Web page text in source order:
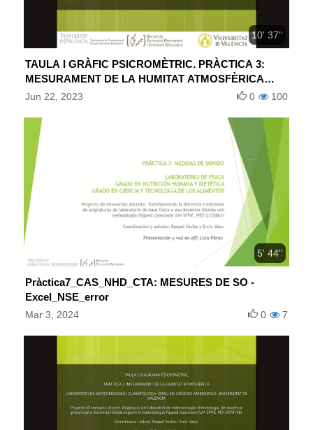
10' 37''
TAULA I GRÀFIC PSICROMÈTRIC. PRÀCTICA 3:
MESURAMENT DE LA HUMITAT ATMOSFÈRICA
(ESPAÑOL)
Jun 22, 2023 100
0
5' 44''
Pràctica7_CAS_NHD_CTA: MESURES DE SO -
Excel_NSE_error
Mar 3, 2024 7
0